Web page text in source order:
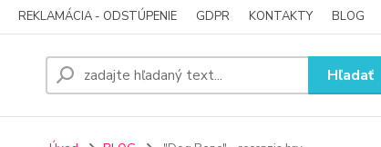
REKLAMÁCIA - ODSTÚPENIE GDPR KONTAKTY BLOG
Hľadať